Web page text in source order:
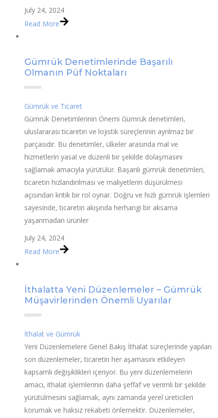
July 24, 2024
Read More
Gümrük Denetimlerinde Başarılı
Olmanın Püf Noktaları
Gümrük ve Ticaret
Gümrük Denetimlerinin Önemi Gümrük denetimleri,
uluslararası ticaretin ve lojistik süreçlerinin ayrılmaz bir
parçasıdır. Bu denetimler, ülkeler arasında mal ve
hizmetlerin yasal ve düzenli bir şekilde dolaşmasını
sağlamak amacıyla yürütülür. Başarılı gümrük denetimleri,
ticaretin hızlandırılması ve maliyetlerin düşürülmesi
açısından kritik bir rol oynar. Doğru ve hızlı gümrük işlemleri
sayesinde, ticaretin akışında herhangi bir aksama
yaşanmadan ürünler
July 24, 2024
Read More
İthalatta Yeni Düzenlemeler – Gümrük
Müşavirlerinden Önemli Uyarılar
İthalat ve Gümrük
Yeni Düzenlemelere Genel Bakış İthalat süreçlerinde yapılan
son düzenlemeler, ticaretin her aşamasını etkileyen
kapsamlı değişiklikleri içeriyor. Bu yeni düzenlemelerin
amacı, ithalat işlemlerinin daha şeffaf ve verimli bir şekilde
yürütülmesini sağlamak, aynı zamanda yerel üreticileri
korumak ve haksız rekabeti önlemektir. Düzenlemeler,